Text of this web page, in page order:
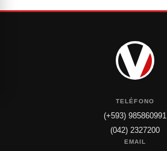
TELÉFONO
(+593) 985860991
(042) 2327200
EMAIL